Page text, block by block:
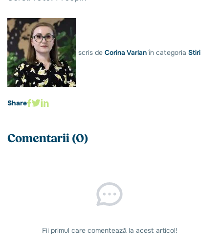
scris de Corina Varlanîn categoria Stiri
Share
Comentarii (0)
Fii primul care comentează la acest articol!